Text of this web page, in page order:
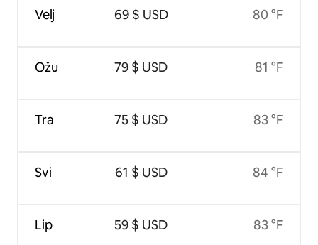
Velj
Ožu
Tra
Svi
Lip
69 $ USD
79 $ USD
75 $ USD
61 $ USD
59 $ USD
80 °F
81 °F
83 °F
84 °F
83 °F